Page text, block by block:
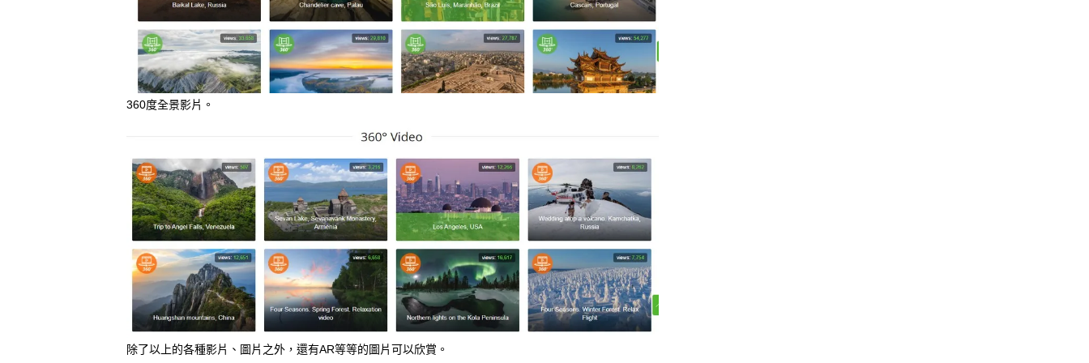
360度全景影片。
除了以上的各種影片、圖片之外，還有AR等等的圖片可以欣賞。